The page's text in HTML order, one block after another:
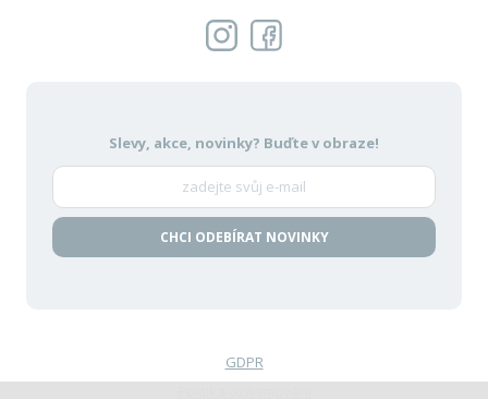
Slevy, akce, novinky? Buďte v obraze!
CHCI ODEBÍRAT NOVINKY
GDPR